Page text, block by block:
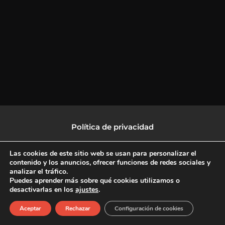
Política de privacidad
Política de protección de datos
F
a
c
X
-
L
i
n
I
n
s
Copyright © 2026 CulturalTV
Las cookies de este sitio web se usan para personalizar el
contenido y los anuncios, ofrecer funciones de redes sociales y
analizar el tráfico.
Puedes aprender más sobre qué cookies utilizamos o
desactivarlas en los ajustes.
Aceptar Rechazar Configuración de cookies